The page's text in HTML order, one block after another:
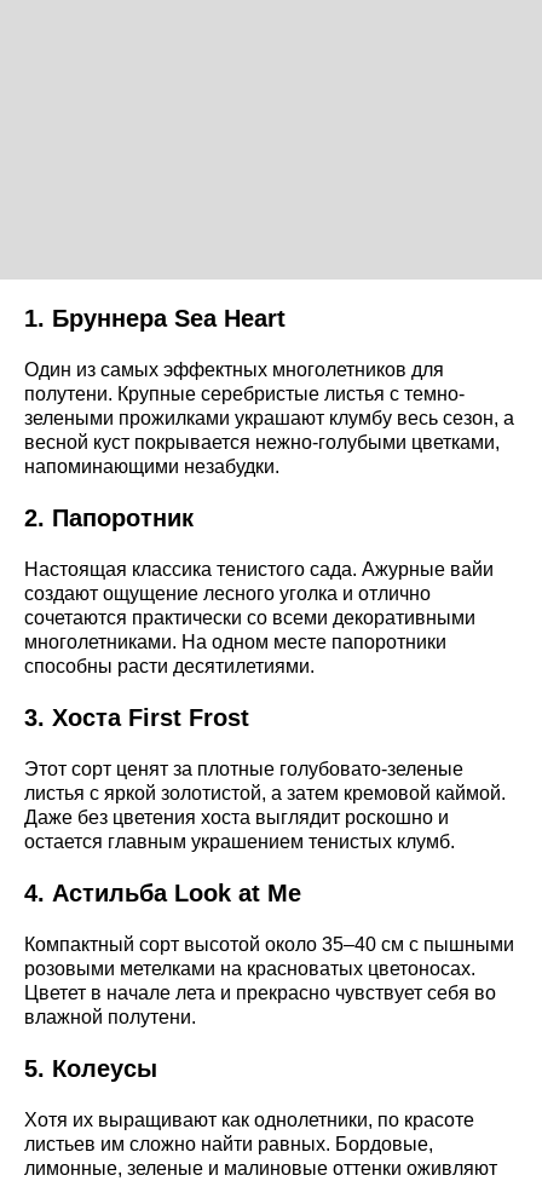
1. Бруннера Sea Heart
Один из самых эффектных многолетников для
полутени. Крупные серебристые листья с темно-
зелеными прожилками украшают клумбу весь сезон, а
весной куст покрывается нежно-голубыми цветками,
напоминающими незабудки.
2. Папоротник
Настоящая классика тенистого сада. Ажурные вайи
создают ощущение лесного уголка и отлично
сочетаются практически со всеми декоративными
многолетниками. На одном месте папоротники
способны расти десятилетиями.
3. Хоста First Frost
Этот сорт ценят за плотные голубовато-зеленые
листья с яркой золотистой, а затем кремовой каймой.
Даже без цветения хоста выглядит роскошно и
остается главным украшением тенистых клумб.
4. Астильба Look at Me
Компактный сорт высотой около 35–40 см с пышными
розовыми метелками на красноватых цветоносах.
Цветет в начале лета и прекрасно чувствует себя во
влажной полутени.
5. Колеусы
Хотя их выращивают как однолетники, по красоте
листьев им сложно найти равных. Бордовые,
лимонные, зеленые и малиновые оттенки оживляют